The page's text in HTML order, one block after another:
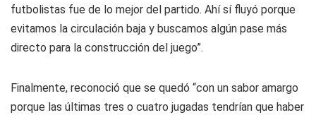
futbolistas fue de lo mejor del partido. Ahí sí fluyó porque
evitamos la circulación baja y buscamos algún pase más
directo para la construcción del juego”.
Finalmente, reconoció que se quedó “con un sabor amargo
porque las últimas tres o cuatro jugadas tendrían que haber